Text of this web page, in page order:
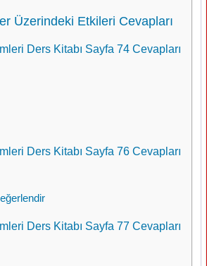
Üzerindeki Etkileri Cevapları
Ders Kitabı Sayfa 74 Cevapları
Ders Kitabı Sayfa 76 Cevapları
Ders Kitabı Sayfa 77 Cevapları